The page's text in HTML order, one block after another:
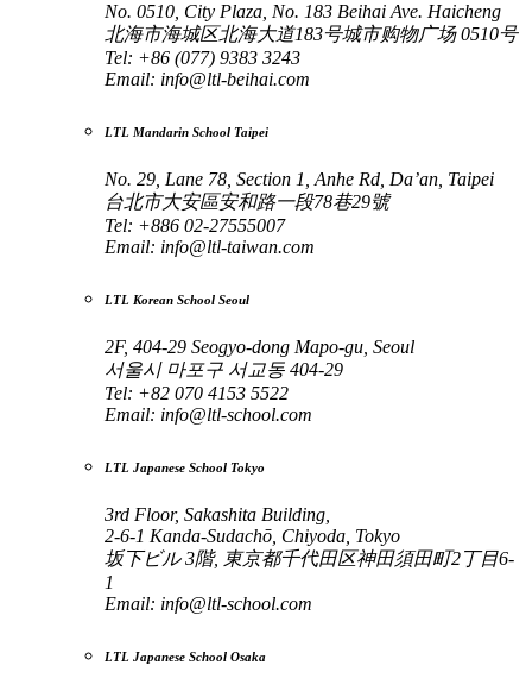
No. 0510, City Plaza, No. 183 Beihai Ave. Haicheng
北海市海城区北海大道183号城市购物广场 0510号
Tel: +86 (077) 9383 3243
Email: info@ltl-beihai.com
LTL Mandarin School Taipei
No. 29, Lane 78, Section 1, Anhe Rd, Da’an, Taipei
台北市大安區安和路一段78巷29號
Tel: +886 02-27555007
Email: info@ltl-taiwan.com
LTL Korean School Seoul
2F, 404-29 Seogyo-dong Mapo-gu, Seoul
서울시 마포구 서교동 404-29
Tel: +82 070 4153 5522
Email: info@ltl-school.com
LTL Japanese School Tokyo
3rd Floor, Sakashita Building,
2-6-1 Kanda-Sudachō, Chiyoda, Tokyo
坂下ビル 3階, 東京都千代田区神田須田町2丁目6-
1
Email: info@ltl-school.com
LTL Japanese School Osaka